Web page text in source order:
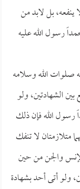
بل لابد من
رسول الله عليه
صلوات الله وسلامه
بين الشهادتين، ولو
رسول الله فإن ذلك
متلازمتان لا تنفك
والجن من حين
ولو أتى أحد بشهادة